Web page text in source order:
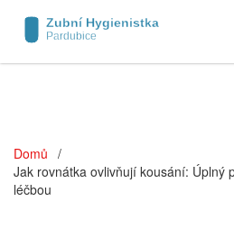
Domů
Jak rovnátka ovlivňují kousání: Úplný
léčbou